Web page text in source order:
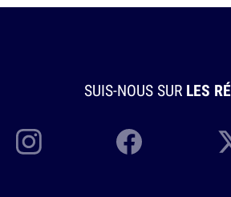
SUIS-NOUS SUR LES